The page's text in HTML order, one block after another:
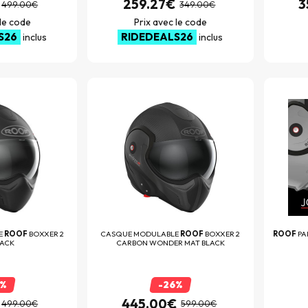
499.00€
code
inclus
259.27€ 349.00€
Prix avec le code
RIDEDEALS26 inclus
ROOF BOXXER 2
499.00€
CASQUE MODULABLE ROOF BOXXER 2
CARBON WONDER MAT BLACK
-26%
445.00€ 599.00€
ROOF